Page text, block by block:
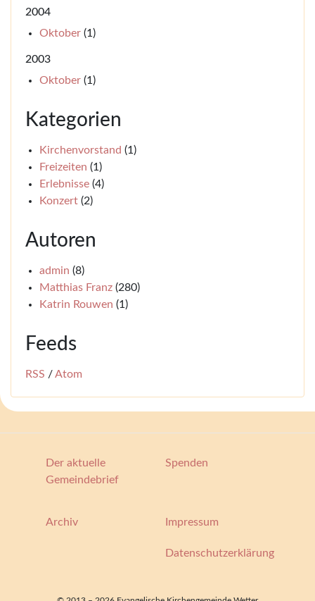
2004
Oktober (1)
2003
Oktober (1)
Kategorien
Kirchenvorstand (1)
Freizeiten (1)
Erlebnisse (4)
Konzert (2)
Autoren
admin (8)
Matthias Franz (280)
Katrin Rouwen (1)
Feeds
RSS /Atom
Der aktuelle
Gemeindebrief
Spenden
Archiv Impressum
Datenschutzerklärung